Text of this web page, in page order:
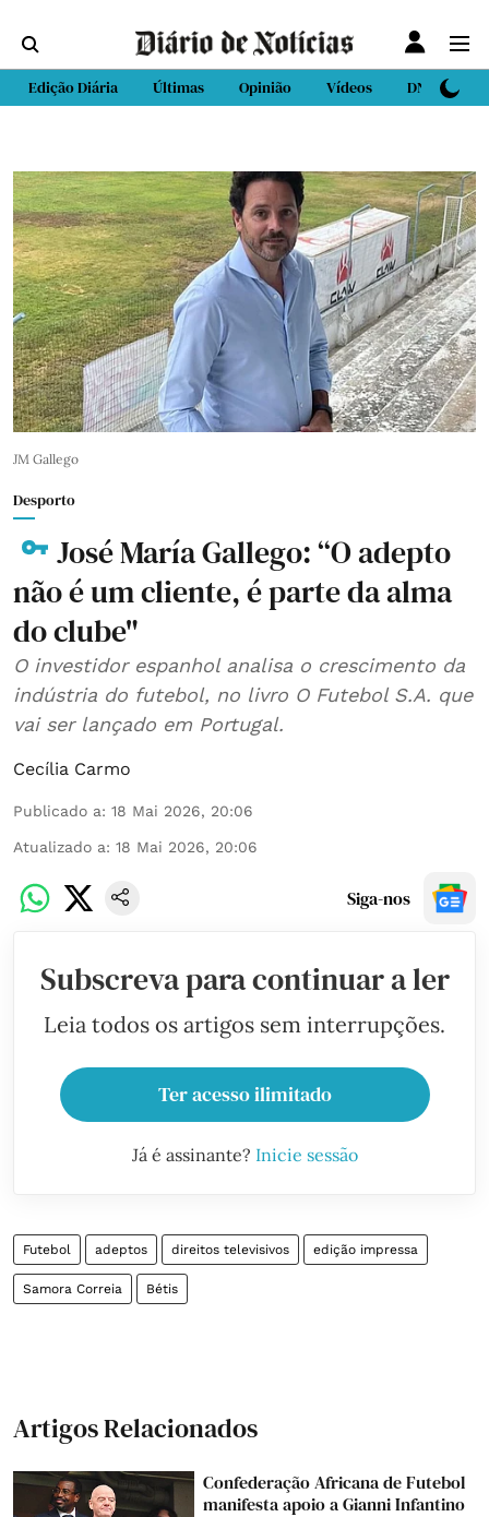
Edição Diária Últimas Opinião Vídeos DN Sport
JM Gallego
Desporto
José María Gallego: “O adepto
não é um cliente, é parte da alma
do clube"
O investidor espanhol analisa o crescimento da
indústria do futebol, no livro O Futebol S.A. que
vai ser lançado em Portugal.
Cecília Carmo
Publicado a: 18 Mai 2026, 20:06
Atualizado a: 18 Mai 2026, 20:06
Siga-nos
Subscreva para continuar a ler
Leia todos os artigos sem interrupções.
Ter acesso ilimitado
Já é assinante? Inicie sessão
Futebol adeptos direitos televisivos edição impressa
Samora Correia Bétis
Artigos Relacionados
Confederação Africana de Futebol
manifesta apoio a Gianni Infantino